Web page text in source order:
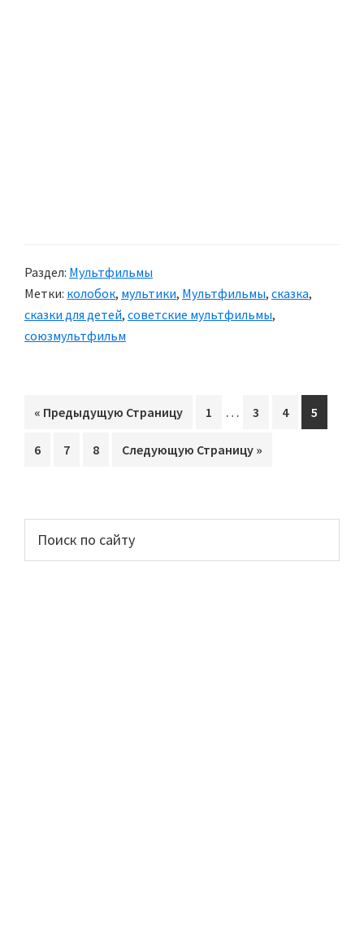
Раздел: Мультфильмы
Метки: колобок, мультики, Мультфильмы, сказка,
сказки для детей, советские мультфильмы,
союзмультфильм
« Перейти
Предыдущую Страницу
Перейти
страницу
1
Interim
omitted
…
Перейти
страницу
3
Перейти
4
Перейти
на
5
Перейти
6
Перейти
7
Перейти
8
Перейти
Следующую Страницу »
Основной
сайдбар